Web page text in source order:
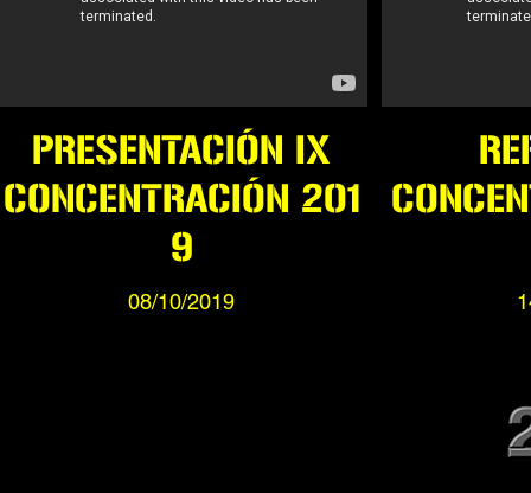
PRESENTACIÓN IX
CONCENTRACIÓN 201
9
08/10/2019